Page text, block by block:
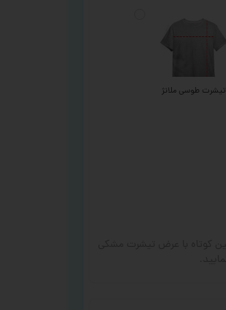
تیشرت طوسی ملانژ